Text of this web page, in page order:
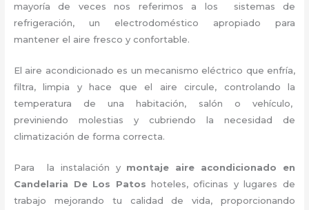
mayoría de veces nos referimos a los sistemas de
refrigeración, un electrodoméstico apropiado para
mantener el aire fresco y confortable.
El aire acondicionado es un mecanismo eléctrico que enfría,
filtra, limpia y hace que el aire circule, controlando la
temperatura de una habitación, salón o vehículo,
previniendo molestias y cubriendo la necesidad de
climatización de forma correcta.
Para la instalación y montaje aire acondicionado en
Candelaria De Los Patos hoteles, oficinas y lugares de
trabajo
mejorando tu calidad de vida, proporcionando